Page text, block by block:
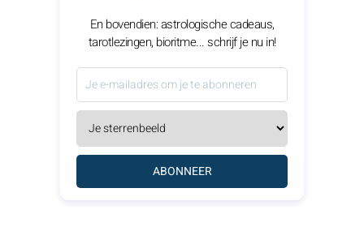
En bovendien: astrologische cadeaus,
tarotlezingen, bioritme... schrijf je nu in!
ABONNEER